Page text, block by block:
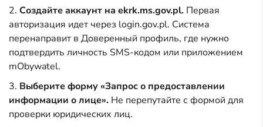
Создайте аккаунт на ekrk.ms.gov.pl. Первая
авторизация идет через login.gov.pl. Система
перенаправит в Доверенный профиль, где нужно
подтвердить личность SMS-кодом или приложением
mObywatel.
Выберите форму «Запрос о предоставлении
информации о лице». Не перепутайте с формой для
проверки юридических лиц.